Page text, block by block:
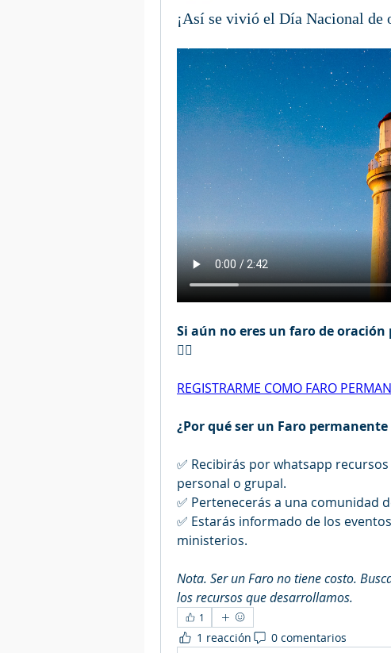
¡Así se vivió el Día Nacional de
Si aún no eres un faro de
👇🏻
REGISTRARME COMO FARO
¿Por qué ser un Faro
✅ Recibirás por whatsapp
personal o grupal.
✅ Pertenecerás a una comunidad
✅ Estarás informado de los
ministerios.
Nota. Ser un Faro no tiene costo.
los recursos que desarrollamos.
1
1 reacción 0 comentarios